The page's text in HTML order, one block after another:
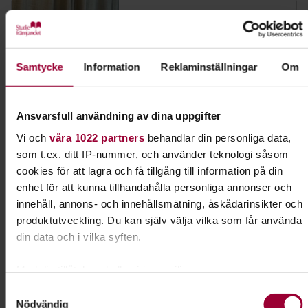
Samtycke Information Reklaminställningar Om
Ansvarsfull användning av dina uppgifter
Vi och våra 1022 partnersbehandlar din personliga data,
som t.ex. ditt IP-nummer, och använder teknologi såsom
cookies för att lagra och få tillgång till information på din
enhet för att kunna tillhandahålla personliga annonser och
innehåll, annons- och innehållsmätning, åskådarinsikter och
produktutveckling. Du kan själv välja vilka som får använda
din data och i vilka syften.
kan ha en noggrannhet på upp till flera meter
Nödvändig
Sussi Andreasson
Skicka e-post
Dela: Facebook LinkedIn E-mail
Föreningen – från idé till praktik
I ert arbete med att starta en förening kan ni
jobba med boken "Föreningen - från idé till
föreningskunskap.